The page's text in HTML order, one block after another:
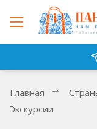
Главная
Экскурсии